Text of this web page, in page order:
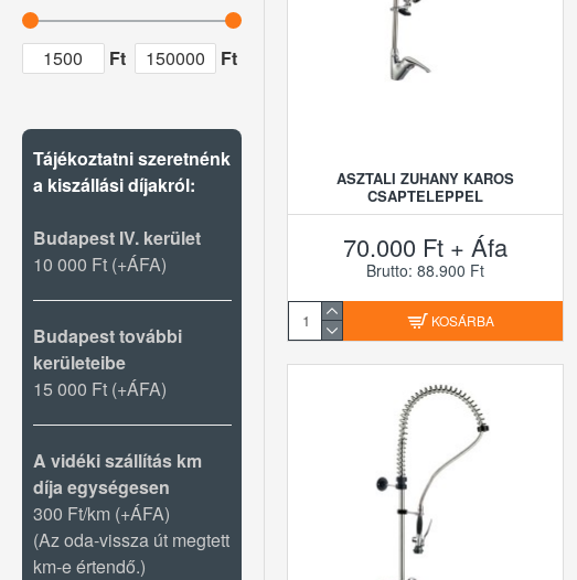
Ft Ft
Tájékoztatni szeretnénk
a kiszállási díjakról:
Budapest IV. kerület
10 000 Ft (+ÁFA)
Budapest további
kerületeibe
15 000 Ft (+ÁFA)
A vidéki szállítás km
díja egységesen
300 Ft/km (+ÁFA)
(Az oda-vissza út megtett
km-e értendő.)
ASZTALI ZUHANY KAROS
CSAPTELEPPEL
70.000 Ft + Áfa
Brutto: 88.900 Ft
KOSÁRBA